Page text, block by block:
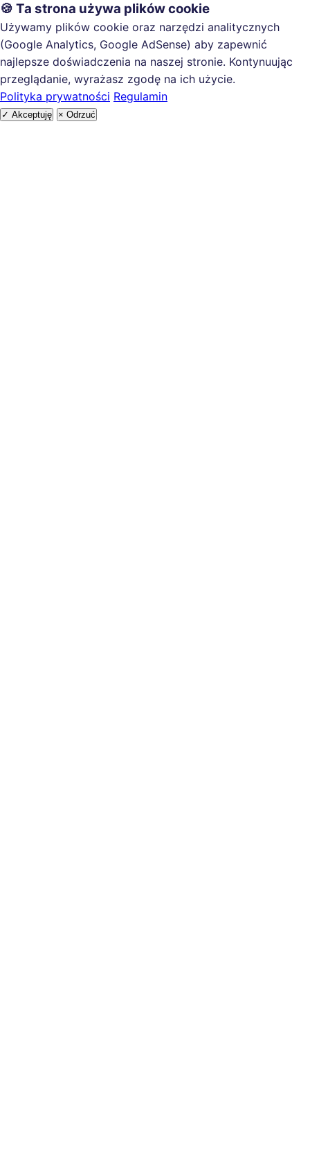
🍪 Ta strona używa plików cookie
Używamy plików cookie oraz narzędzi analitycznych
(Google Analytics, Google AdSense) aby zapewnić
najlepsze doświadczenia na naszej stronie. Kontynuując
przeglądanie, wyrażasz zgodę na ich użycie.
Polityka prywatności Regulamin
✓ Akceptuję × Odrzuć